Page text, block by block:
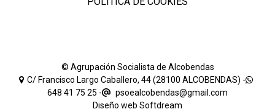
© Agrupación Socialista de Alcobendas
C/ Francisco Largo Caballero, 44 (28100 ALCOBENDAS) -
648 41 75 25 -
psoealcobendas@gmail.com
Diseño web Softdream